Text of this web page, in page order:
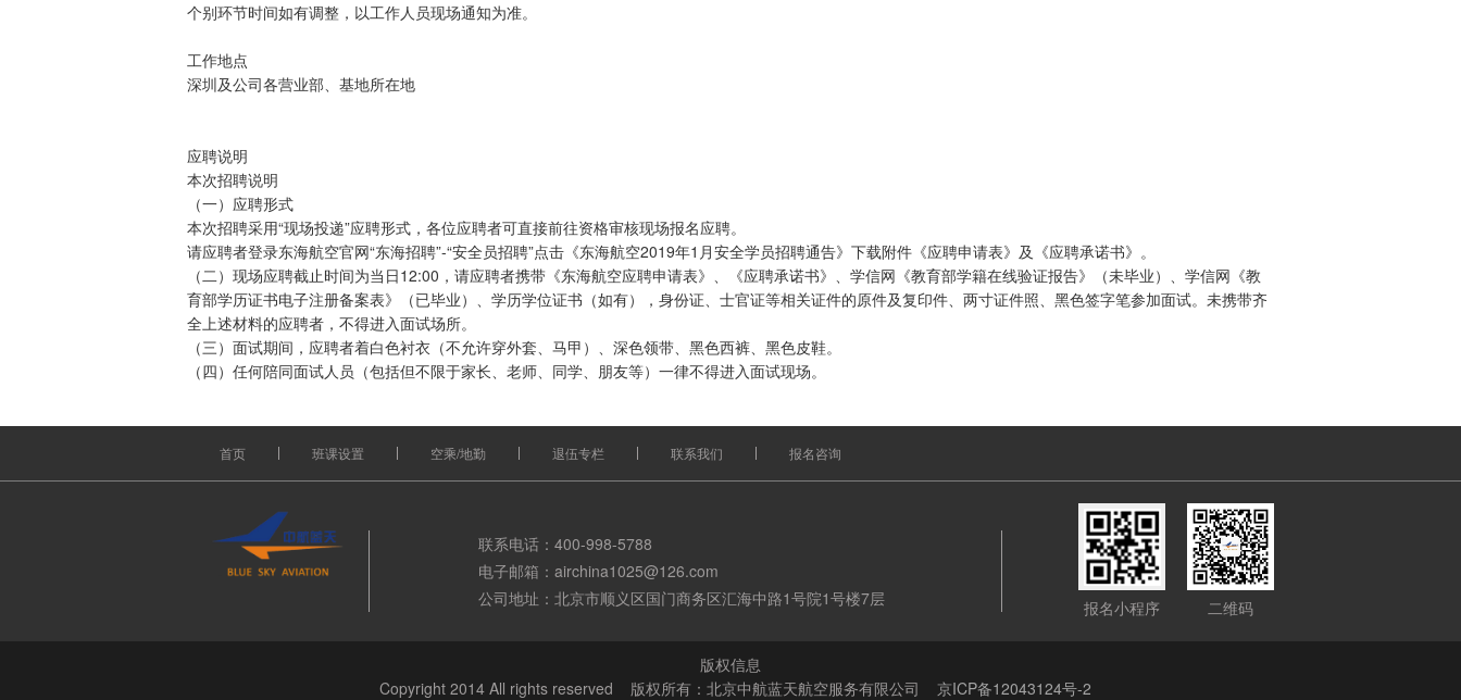
个别环节时间如有调整，以工作人员现场通知为准。
工作地点
深圳及公司各营业部、基地所在地
应聘说明
本次招聘说明
（一）应聘形式
本次招聘采用“现场投递”应聘形式，各位应聘者可直接前往资格审核现场报名应聘。
请应聘者登录东海航空官网“东海招聘”-“安全员招聘”点击《东海航空2019年1月安全学员招聘通告》下载附件《应聘申请表》及《应聘承诺书》。
（二）现场应聘截止时间为当日12:00，请应聘者携带《东海航空应聘申请表》、《应聘承诺书》、学信网《教育部学籍在线验证报告》（未毕业）、学信网《教
育部学历证书电子注册备案表》（已毕业）、学历学位证书（如有），身份证、士官证等相关证件的原件及复印件、两寸证件照、黑色签字笔参加面试。未携带齐
全上述材料的应聘者，不得进入面试场所。
（三）面试期间，应聘者着白色衬衣（不允许穿外套、马甲）、深色领带、黑色西裤、黑色皮鞋。
（四）任何陪同面试人员（包括但不限于家长、老师、同学、朋友等）一律不得进入面试现场。
首页 班课设置 空乘/地勤 退伍专栏 联系我们 报名咨询
联系电话：400-998-5788
电子邮箱：airchina1025@126.com
公司地址：北京市顺义区国门商务区汇海中路1号院1号楼7层
二维码
报名小程序
版权信息
Copyright 2014 All rights reserved 版权所有：北京中航蓝天航空服务有限公司 京ICP备12043124号-2